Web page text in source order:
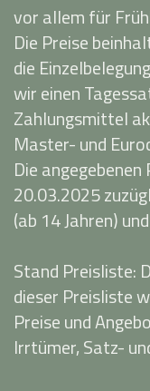
vor allem für
Die Preise
die
wir einen
Zahlungsmittel
Master- und
Die
20.03.2025
(ab 14 Jahren)
Stand Preisliste:
dieser Preisliste
Preise und
Irrtümer, Satz-